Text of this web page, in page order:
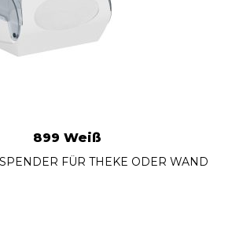
899 Weiß
FÜR THEKE ODER WAND